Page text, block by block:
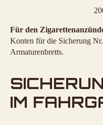
Für den
Konten für die Sicherung
Armaturenbretts.
IM